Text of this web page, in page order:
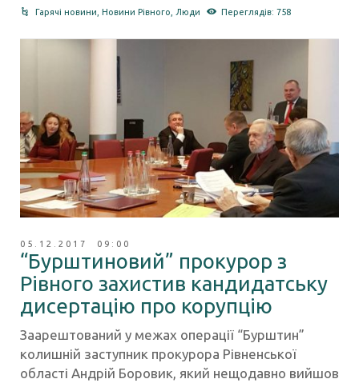
Гарячі новини ,Новини Рівного Люди Переглядів: 758
05.12.2017 09:00
“Бурштиновий” прокурор з
Рівного захистив кандидатську
дисертацію про корупцію
Заарештований у межах операції “Бурштин”
колишній заступник прокурора Рівненської
області Андрій Боровик, який нещодавно вийшов